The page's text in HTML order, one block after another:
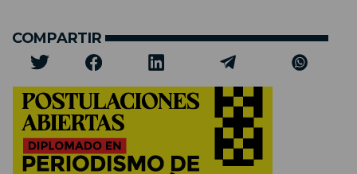
COMPARTIR